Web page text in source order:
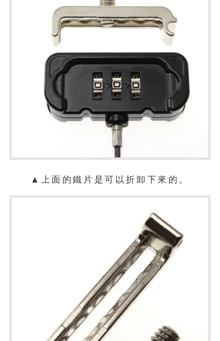
▲上面的鐵片是可以折卸下來的。